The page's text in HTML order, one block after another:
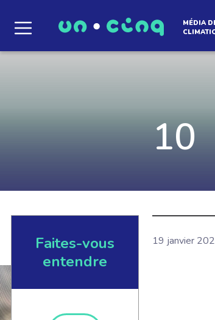
Le média
Que des solutions concrètes et
EN SAVOIR +
MÉDIA
10
Faites-vous
entendre
19 janvier